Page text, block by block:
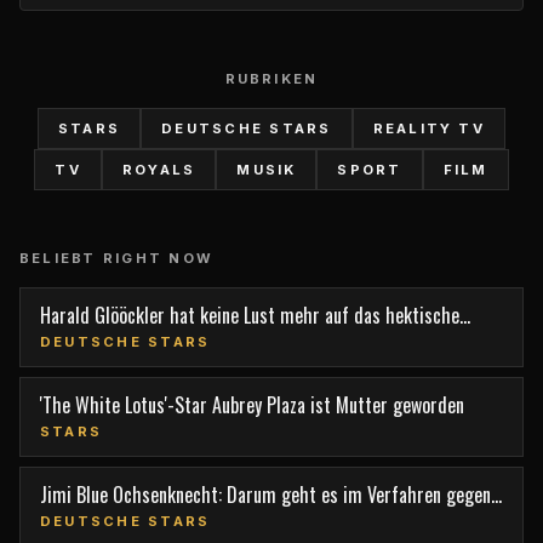
RUBRIKEN
STARS DEUTSCHE STARS REALITY TV
TV ROYALS MUSIK SPORT FILM
BELIEBT RIGHT NOW
Harald Glööckler hat keine Lust mehr auf das hektische
Berlin
DEUTSCHE STARS
'The White Lotus'-Star Aubrey Plaza ist Mutter geworden
STARS
Jimi Blue Ochsenknecht: Darum geht es im Verfahren gegen
den TV-Star
DEUTSCHE STARS